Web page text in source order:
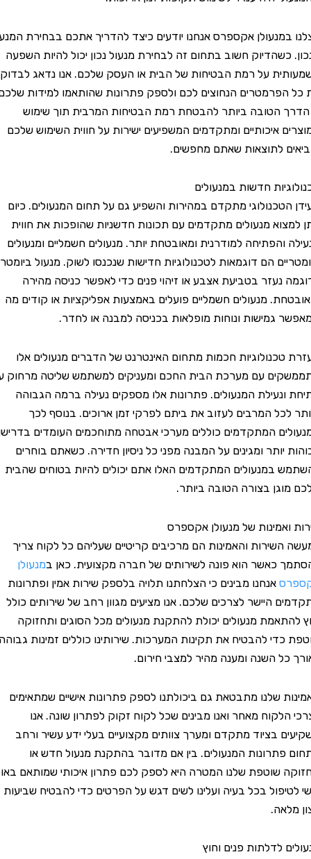
אקספרס אנחנו יודעים כיצד להדריך אתכם בבחירת המנעול
חשוב בתחום זה לבחירת מנעול נכון יכול להיות השפעה
על רמת הבטיחות של הבית או העסק שלכם. אנו נדאג לבדוק
הנחוצים לכם ולספק פתרונות שהותאמו למידות שלכם.
הטובה ביותר להבטחת רמת הבטיחות המרבית תוך שימוש
איכותיים ומתקדמים המשפיעים ישירות על חווית השימוש שלכם
לתוצאות שאתם מחפשים.
חדשות במנעולים
מתקדם במהירות והשפיע גם על תחום המנעולים. כיום
מנעולים מתקדמים עם תכונות חדשניות שהופכות את חווית
למודרנית ומאובטחת יותר. מנעולים חשמליים ומנעולים
הם דוגמאות לטכנולוגיות חדישות שנכנסו לשוק. מנעול ביומטרי
בטביעת אצבע או זיהוי פנים כדי לאפשר כניסה מהירה
מנעולים חשמליים פועלים באמצעות אפליקציות או קודים מה
גמישות ונוחות מופלאות בכניסה למבנה או לחדר.
חכמות מתחום האינטרנט של הדברים מנעולים אלו
עם מערכת הבית החכם ומעניקים למשתמש שליטה מרחוק על
המנעולים. פתרונות אלו מספקים נעילה ברמה הגבוהה
המרבים לעזוב את ביתם לפרקי זמן ארוכים. בנוסף לכך
המתקדמים כוללים מערכי אבטחה מתוחכמים העומדים בדרישות
ומגינים על המבנה מפני כל ניסיון חדירה. כשאתם בוחרים
במנעולים המתקדמים האלו אתם יכולים להיות בטוחים שהבית
בצורה הטובה ביותר.
של מנעולן אקספרס
והאמינות הם מרכיבים קריטיים שעליהם כל לקוח צריך
כאשר הוא פונה לשירותים של חברה מקצועית. כאן במנעולן
אנחנו מבינים כי הצלחתנו תלויה בלספק שירות אמין ופתרונות
היישר לצרכים שלכם. אנו מציעים מגוון רחב של שירותים כולל
מנעולים יכולת להתקנת מנעולים מכל הסוגים ותחזוקה
להבטיח את תקינות המערכות. שירותינו כוללים זמינות גבוהה
השנה ומענה מהיר למצבי חירום.
שלנו מתבטאת גם ביכולתנו לספק פתרונות אישיים שמתאימים
מאחר ואנו מבינים שכל לקוח זקוק לפתרון שונה. אנו
בציוד מתקדם ומערך צוותים מקצועיים בעלי ידע עשיר ורחב
המנעולים. בין אם מדובר בהתקנת מנעול חדש או
שוטפת שלנו המטרה היא לספק לכם פתרון איכותי שמותאם באופן
בכל בעיה ועלינו לשים דגש על הפרטים כדי להבטיח שביעות
לדלתות פנים וחוץ